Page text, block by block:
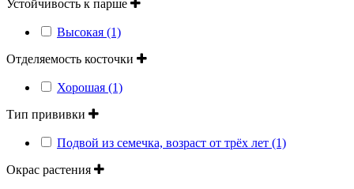
Устойчивость к парше
Высокая (1)
Отделяемость косточки
Хорошая (1)
Тип прививки
Подвой из семечка, возраст от трёх лет (1)
Окрас растения